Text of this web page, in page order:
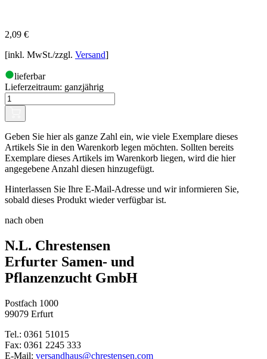
2,09 €
[inkl. MwSt./zzgl. Versand]
lieferbar
Lieferzeitraum: ganzjährig
Geben Sie hier als ganze Zahl ein, wie viele Exemplare dieses
Artikels Sie in den Warenkorb legen möchten. Sollten bereits
Exemplare dieses Artikels im Warenkorb liegen, wird die hier
angegebene Anzahl diesen hinzugefügt.
Hinterlassen Sie Ihre E-Mail-Adresse und wir informieren Sie,
sobald dieses Produkt wieder verfügbar ist.
nach oben
N.L. Chrestensen
Erfurter Samen- und
Pflanzenzucht GmbH
Postfach 1000
99079 Erfurt
Tel.: 0361 51015
Fax: 0361 2245 333
E-Mail: versandhaus@chrestensen.com